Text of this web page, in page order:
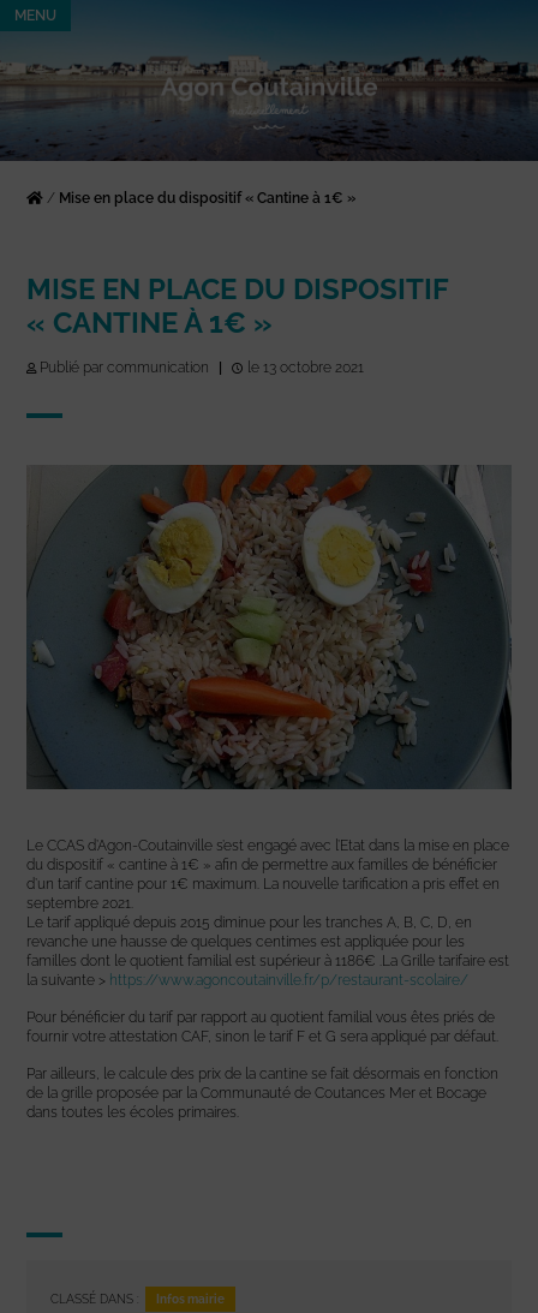
MENU
/ Mise en place du dispositif « Cantine à 1€ »
MISE EN PLACE DU DISPOSITIF
« CANTINE À 1€ »
Publié par communication le 13 octobre 2021
Le CCAS d’Agon-Coutainville s’est engagé avec l’Etat dans la mise en place
du dispositif « cantine à 1€ » afin de permettre aux familles de bénéficier
d’un tarif cantine pour 1€ maximum. La nouvelle tarification a pris effet en
septembre 2021.
Le tarif appliqué depuis 2015 diminue pour les tranches A, B, C, D, en
revanche une hausse de quelques centimes est appliquée pour les
familles dont le quotient familial est supérieur à 1186€ .La Grille tarifaire est
la suivante > https://www.agoncoutainville.fr/p/restaurant-scolaire/
Pour bénéficier du tarif par rapport au quotient familial vous êtes priés de
fournir votre attestation CAF, sinon le tarif F et G sera appliqué par défaut.
Par ailleurs, le calcule des prix de la cantine se fait désormais en fonction
de la grille proposée par la Communauté de Coutances Mer et Bocage
dans toutes les écoles primaires.
CLASSÉ DANS : Infos mairie